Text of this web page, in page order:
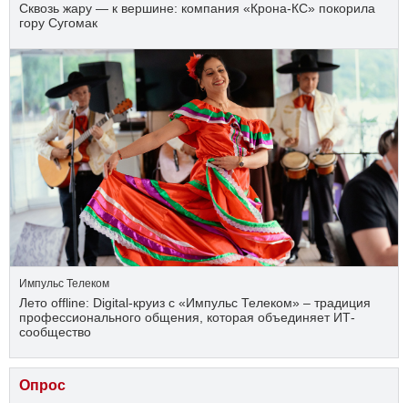
Сквозь жару — к вершине: компания «Крона‑КС» покорила
гору Сугомак
Импульс Телеком
Лето offline: Digital-круиз с «Импульс Телеком» – традиция
профессионального общения, которая объединяет ИТ-
сообщество
Опрос